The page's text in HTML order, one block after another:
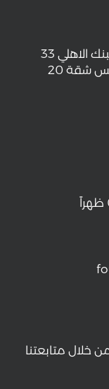
خلال متابعتنا
33 أ شارع القصر العيني , عمارة البنك الاهلي
شقة 20